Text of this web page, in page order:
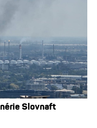
Slovnaft